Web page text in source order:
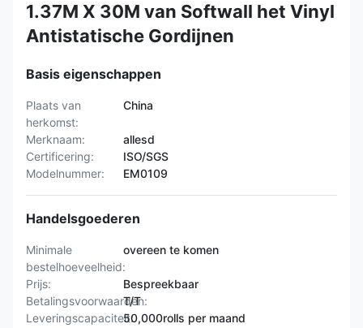
1.37M X 30M van Softwall het Vinyl
Antistatische Gordijnen
Basis eigenschappen
Plaats van
herkomst:
China
Merknaam:
allesd
Certificering:
ISO/SGS
Modelnummer:
EM0109
Handelsgoederen
Minimale
bestelhoeveelheid:
overeen te komen
Prijs:
Bespreekbaar
Betalingsvoorwaarden:
T/T
Leveringscapaciteit:50,000rolls per maand